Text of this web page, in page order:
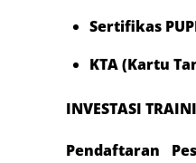
Sertifikas
KTA (Kartu
INVESTASI
Pendaftaran